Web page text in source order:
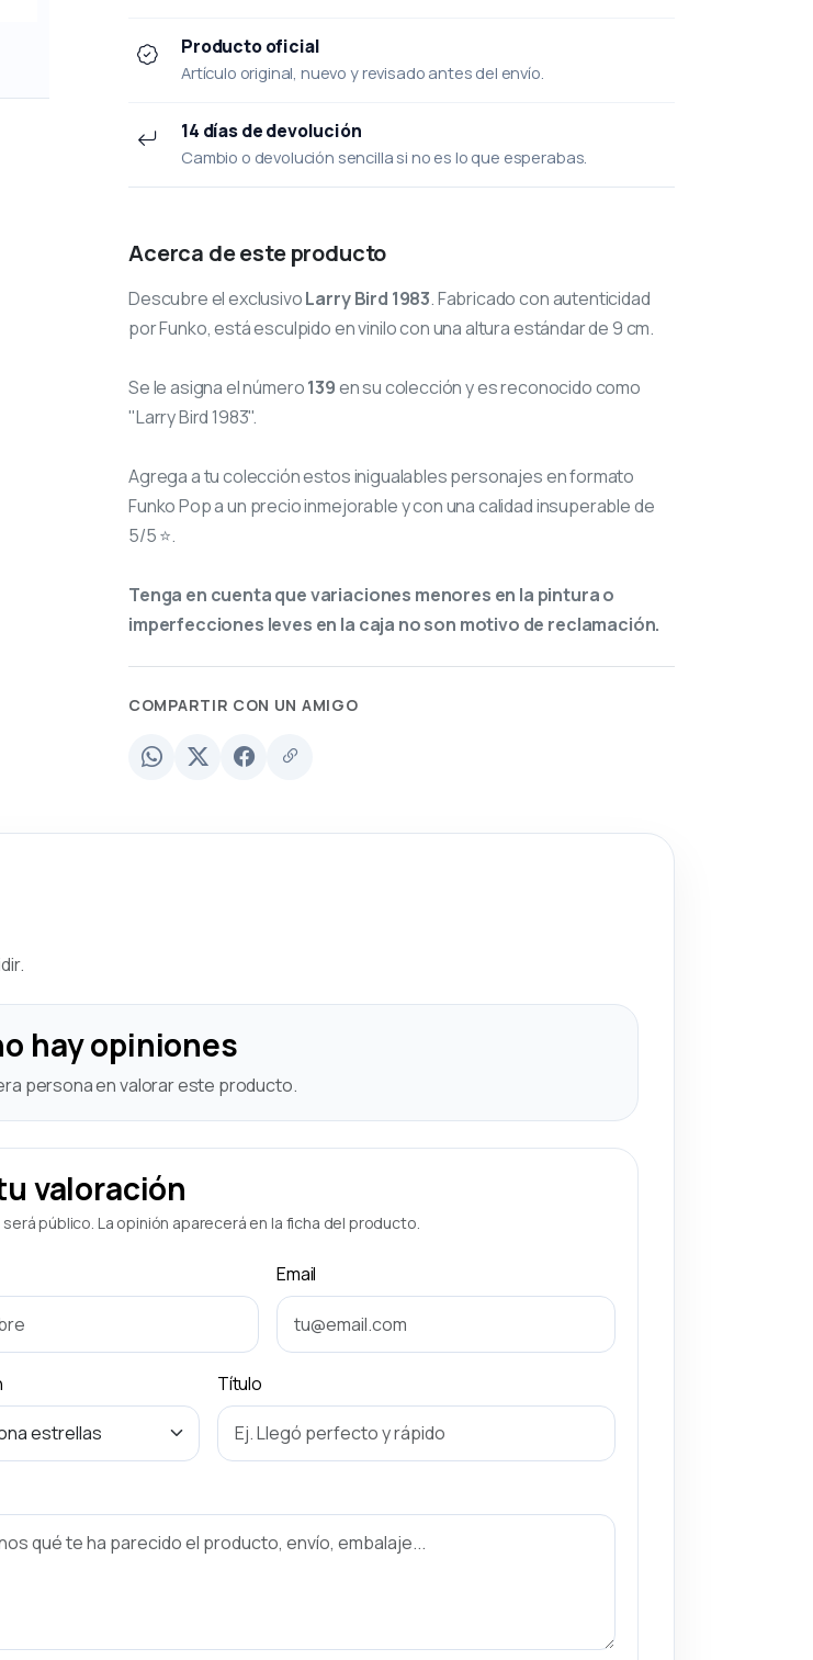
Producto oficial
Artículo original, nuevo y revisado antes del envío.
14 días de devolución
Cambio o devolución sencilla si no es lo que esperabas.
Acerca de este producto
Descubre el exclusivoLarry Bird 1983. Fabricado con autenticidad
por Funko, está esculpido en vinilo con una altura estándar de 9 cm.
Se le asigna el número139en su colección y es reconocido como
"Larry Bird 1983".
Agrega a tu colección estos inigualables personajes en formato
Funko Pop a un precio inmejorable y con una calidad insuperable de
5/5 ⭐.
Tenga en cuenta que variaciones menores en la pintura o
imperfecciones leves en la caja no son motivo de reclamación.
COMPARTIR CON UN AMIGO
hay opiniones
persona en valorar este producto.
valoración
será público. La opinión aparecerá en la ficha del producto.
Email
Título